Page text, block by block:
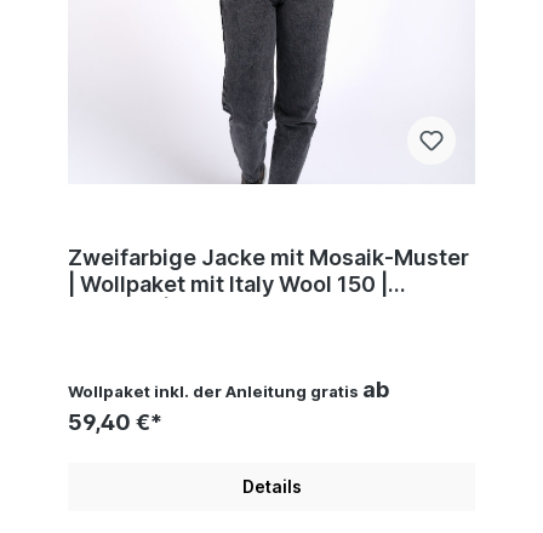
Zweifarbige Jacke mit Mosaik-Muster
| Wollpaket mit Italy Wool 150 |
Wollpaket inkl. der Anleitung gratis ab
59,40 €*
Details